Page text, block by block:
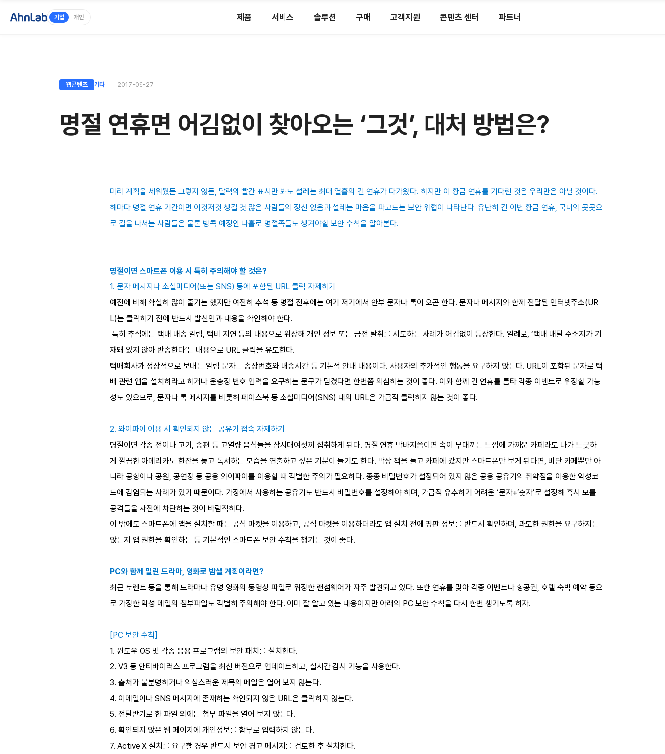
기업 개인 제품 서비스 솔루션 구매 고객지원 콘텐츠 센터 파트너
웹콘텐츠 기타 2017-09-27
명절 연휴면 어김없이 찾아오는 ‘그것’, 대처 방법은?
미리 계획을 세워뒀든 그렇지 않든, 달력의 빨간 표시만 봐도 설레는 최대 열흘의 긴 연휴가 다가왔다. 하지만 이 황금 연휴를 기다린 것은 우리만은 아닐 것이다.
해마다 명절 연휴 기간이면 이것저것 챙길 것 많은 사람들의 정신 없음과 설레는 마음을 파고드는 보안 위협이 나타난다. 유난히 긴 이번 황금 연휴, 국내외 곳곳으
로 길을 나서는 사람들은 물론 방콕 예정인 나홀로 명절족들도 챙겨야할 보안 수칙을 알아본다.
명절이면 스마트폰 이용 시 특히 주의해야 할 것은?
1. 문자 메시지나 소셜미디어(또는 SNS) 등에 포함된 URL 클릭 자제하기
예전에 비해 확실히 많이 줄기는 했지만 여전히 추석 등 명절 전후에는 여기 저기에서 안부 문자나 톡이 오곤 한다. 문자나 메시지와 함께 전달된 인터넷주소(UR
L)는 클릭하기 전에 반드시 발신인과 내용을 확인해야 한다.
특히 추석에는 택배 배송 알림, 택비 지연 등의 내용으로 위장해 개인 정보 또는 금전 탈취를 시도하는 사례가 어김없이 등장한다. 일례로, ‘택배 배달 주소지가 기
재돼 있지 않아 반송한다’는 내용으로 URL 클릭을 유도한다.
택배회사가 정상적으로 보내는 알림 문자는 송장번호와 배송시간 등 기본적 안내 내용이다. 사용자의 추가적인 행동을 요구하지 않는다. URL이 포함된 문자로 택
배 관련 앱을 설치하라고 하거나 운송장 번호 입력을 요구하는 문구가 담겼다면 한번쯤 의심하는 것이 좋다. 이와 함께 긴 연휴를 틈타 각종 이벤트로 위장할 가능
성도 있으므로, 문자나 톡 메시지를 비롯해 페이스북 등 소셜미디어(SNS) 내의 URL은 가급적 클릭하지 않는 것이 좋다.
2. 와이파이 이용 시 확인되지 않는 공유기 접속 자제하기
명절이면 각종 전이나 고기, 송편 등 고열량 음식들을 삼시대여섯끼 섭취하게 된다. 명절 연휴 막바지쯤이면 속이 부대끼는 느낌에 가까운 카페라도 나가 느긋하
게 깔끔한 아메리카노 한잔을 놓고 독서하는 모습을 연출하고 싶은 기분이 들기도 한다. 막상 책을 들고 카페에 갔지만 스마트폰만 보게 된다면, 비단 카페뿐만 아
니라 공항이나 공원, 공연장 등 공용 와이파이를 이용할 때 각별한 주의가 필요하다. 종종 비밀번호가 설정되어 있지 않은 공용 공유기의 취약점을 이용한 악성코
드에 감염되는 사례가 있기 때문이다. 가정에서 사용하는 공유기도 반드시 비밀번호를 설정해야 하며, 가급적 유추하기 어려운 ‘문자+’숫자’로 설정해 혹시 모를
공격들을 사전에 차단하는 것이 바람직하다.
이 밖에도 스마트폰에 앱을 설치할 때는 공식 마켓을 이용하고, 공식 마켓을 이용하더라도 앱 설치 전에 평판 정보를 반드시 확인하며, 과도한 권한을 요구하지는
않는지 앱 권한을 확인하는 등 기본적인 스마트폰 보안 수칙을 챙기는 것이 좋다.
PC와 함께 밀린 드라마, 영화로 밤샐 계획이라면?
최근 토렌트 등을 통해 드라마나 유명 영화의 동영상 파일로 위장한 랜섬웨어가 자주 발견되고 있다. 또한 연휴를 맞아 각종 이벤트나 항공권, 호텔 숙박 예약 등으
로 가장한 악성 메일의 첨부파일도 각별히 주의해야 한다. 이미 잘 알고 있는 내용이지만 아래의 PC 보안 수칙을 다시 한번 챙기도록 하자.
[PC 보안 수칙]
1. 윈도우 OS 및 각종 응용 프로그램의 보안 패치를 설치한다.
2. V3 등 안티바이러스 프로그램을 최신 버전으로 업데이트하고, 실시간 감시 기능을 사용한다.
3. 출처가 불분명하거나 의심스러운 제목의 메일은 열어 보지 않는다.
4. 이메일이나 SNS 메시지에 존재하는 확인되지 않은 URL은 클릭하지 않는다.
5. 전달받기로 한 파일 외에는 첨부 파일을 열어 보지 않는다.
6. 확인되지 않은 웹 페이지에 개인정보를 함부로 입력하지 않는다.
7. Active X 설치를 요구할 경우 반드시 보안 경고 메시지를 검토한 후 설치한다.